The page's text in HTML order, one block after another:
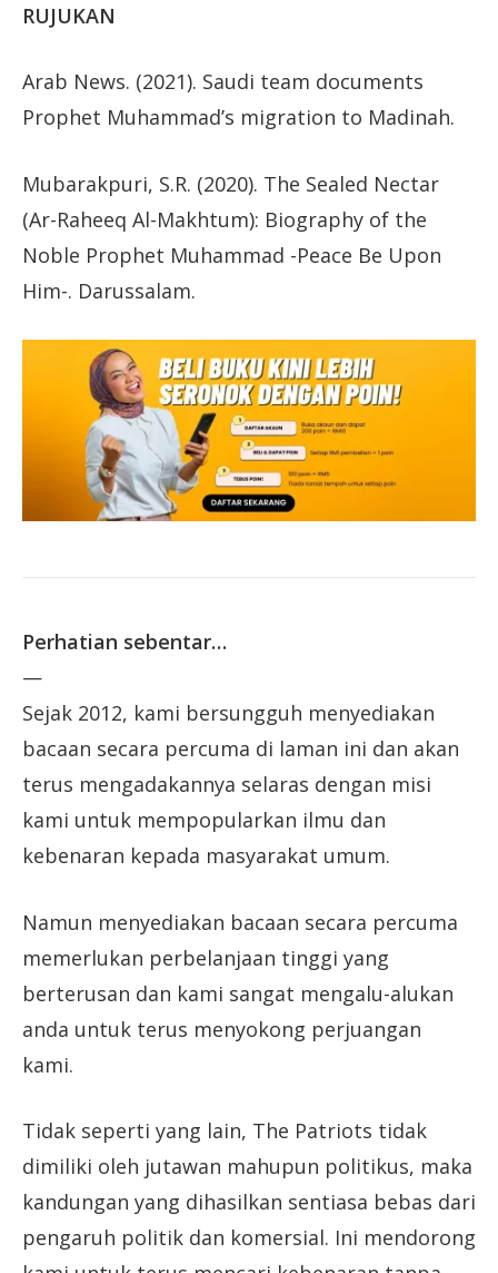
RUJUKAN
Arab News. (2021). Saudi team documents
Prophet Muhammad’s migration to Madinah.
Mubarakpuri, S.R. (2020). The Sealed Nectar
(Ar-Raheeq Al-Makhtum): Biography of the
Noble Prophet Muhammad -Peace Be Upon
Him-. Darussalam.
Perhatian sebentar…
—
Sejak 2012, kami bersungguh menyediakan
bacaan secara percuma di laman ini dan akan
terus mengadakannya selaras dengan misi
kami untuk mempopularkan ilmu dan
kebenaran kepada masyarakat umum.
Namun menyediakan bacaan secara percuma
memerlukan perbelanjaan tinggi yang
berterusan dan kami sangat mengalu-alukan
anda untuk terus menyokong perjuangan
kami.
Tidak seperti yang lain, The Patriots tidak
dimiliki oleh jutawan mahupun politikus, maka
kandungan yang dihasilkan sentiasa bebas dari
pengaruh politik dan komersial. Ini mendorong